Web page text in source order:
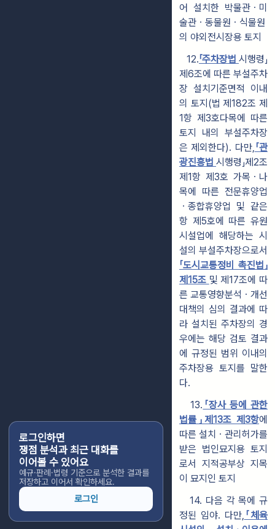
로그인하면
쟁점 분석과 최근 대화를
이어볼 수 있어요
예규·판례·법령 기준으로 분석한 결과를
저장하고 이어서 확인하세요.
로그인
어 설치한 박물관ㆍ미
술관ㆍ동물원ㆍ식물원
의 야외전시장용 토지
12.「주차장법 시행령」
제6조에 따른 부설주차
장 설치기준면적 이내
의 토지(법 제182조 제
1항 제3호다목에 따른
토지 내의 부설주차장
은 제외한다). 다만,「관
광진흥법 시행령」제2조
제1항 제3호 가목ㆍ나
목에 따른 전문휴양업
ㆍ종합휴양업 및 같은
항 제5호에 따른 유원
시설업에 해당하는 시
설의 부설주차장으로서
「도시교통정비 촉진법」
제15조 및 제17조에 따
른 교통영향분석ㆍ개선
대책의 심의 결과에 따
라 설치된 주차장의 경
우에는 해당 검토 결과
에 규정된 범위 이내의
주차장용 토지를 말한
다.
13. 「장사 등에 관한
법률」제13조 제3항에
따른 설치ㆍ관리허가를
받은 법인묘지용 토지
로서 지적공부상 지목
이 묘지인 토지
14. 다음 각 목에 규
정된 임야. 다만, 「체육